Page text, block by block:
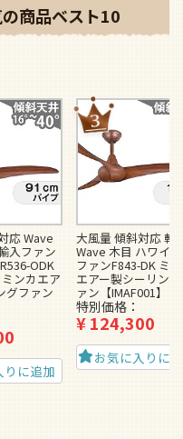
商品ベスト10
応 Wave
入ファン
ODK
ンカエア
グファン
りに追加
大風量 傾斜対応 軽
Wave 木目 ハワイ
ファンF843-DK ミ
エアー製シーリン
ァン【IMAF001】
特別価格
¥124,300
お気に入りに